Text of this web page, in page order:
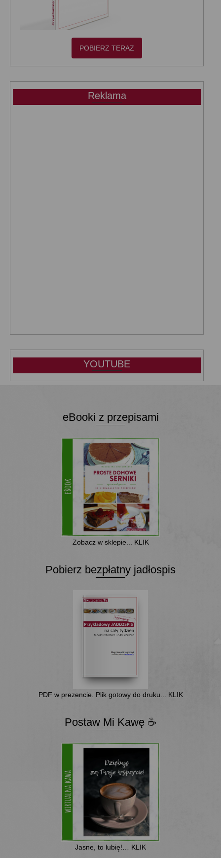
POBIERZ TERAZ
Reklama
YOUTUBE
eBooki z przepisami
Zobacz w sklepie... KLIK
Pobierz bezpłatny jadłospis
PDF w prezencie. Plik gotowy do druku... KLIK
Postaw Mi Kawę ☕
Jasne, to lubię!… KLIK